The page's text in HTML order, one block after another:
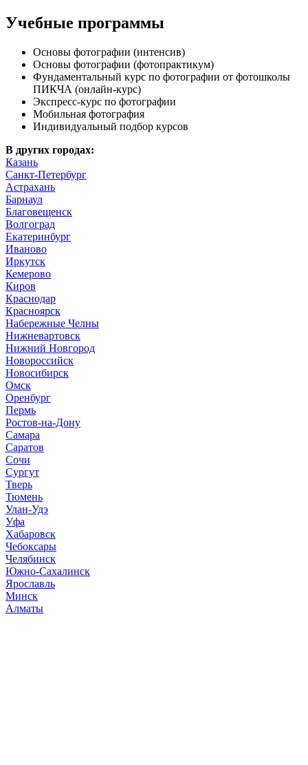
Учебные программы
Основы фотографии (интенсив)
Основы фотографии (фотопрактикум)
Фундаментальный курс по фотографии от фотошколы
ПИКЧА (онлайн-курс)
Экспресс-курс по фотографии
Мобильная фотография
Индивидуальный подбор курсов
В других городах:
Казань
Санкт-Петербург
Астрахань
Барнаул
Благовещенск
Волгоград
Екатеринбург
Иваново
Иркутск
Кемерово
Киров
Краснодар
Красноярск
Набережные Челны
Нижневартовск
Нижний Новгород
Новороссийск
Новосибирск
Омск
Оренбург
Пермь
Ростов-на-Дону
Самара
Саратов
Сочи
Сургут
Тверь
Тюмень
Улан-Удэ
Уфа
Хабаровск
Чебоксары
Челябинск
Южно-Сахалинск
Ярославль
Минск
Алматы